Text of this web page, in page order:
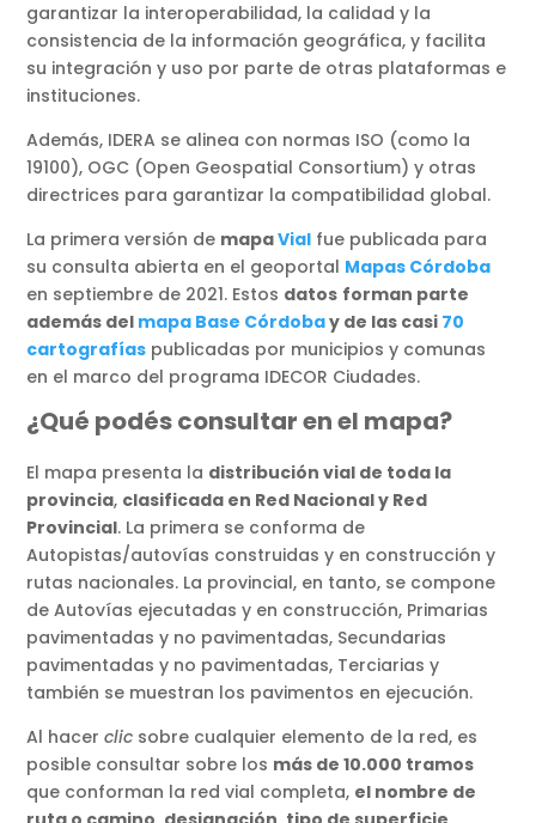
garantizar la interoperabilidad, la calidad y la
consistencia de la información geográfica, y facilita
su integración y uso por parte de otras plataformas e
instituciones.
Además, IDERA se alinea con normas ISO (como la
19100), OGC (Open Geospatial Consortium) y otras
directrices para garantizar la compatibilidad global.
La primera versión de mapaVial fue publicada para
su consulta abierta en el geoportal Mapas Córdoba
en septiembre de 2021. Estos datos forman parte
además del mapa Base Córdobay de las casi 70
cartografías publicadas por municipios y comunas
en el marco del programa IDECOR Ciudades.
¿Qué podés consultar en el mapa?
El mapa presenta la distribución vial de toda la
provincia, clasificada en Red Nacional y Red
Provincial. La primera se conforma de
Autopistas/autovías construidas y en construcción y
rutas nacionales. La provincial, en tanto, se compone
de Autovías ejecutadas y en construcción, Primarias
pavimentadas y no pavimentadas, Secundarias
pavimentadas y no pavimentadas, Terciarias y
también se muestran los pavimentos en ejecución.
Al hacerclic sobre cualquier elemento de la red, es
posible consultar sobre los más de 10.000 tramos
que conforman la red vial completa, el nombre de